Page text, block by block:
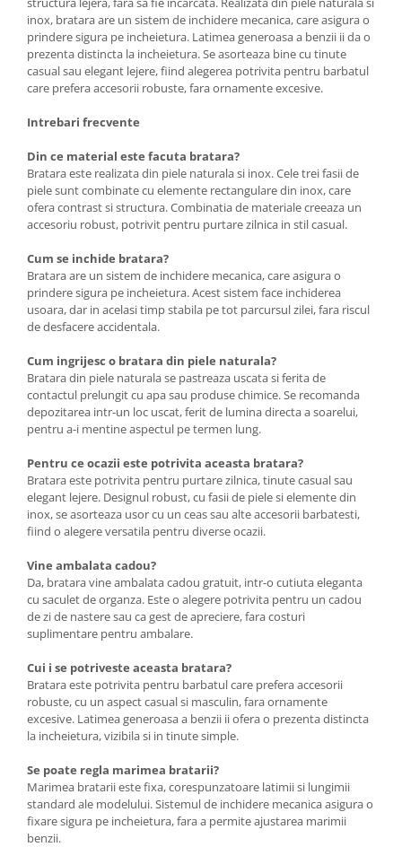
inox, bratara are un sistem de inchidere mecanica, care asigura o
prindere sigura pe incheietura. Latimea generoasa a benzii ii da o
prezenta distincta la incheietura. Se asorteaza bine cu tinute
casual sau elegant lejere, fiind alegerea potrivita pentru barbatul
care prefera accesorii robuste, fara ornamente excesive.
Intrebari frecvente
Din ce material este facuta bratara?
Bratara este realizata din piele naturala si inox. Cele trei fasii de
piele sunt combinate cu elemente rectangulare din inox, care
ofera contrast si structura. Combinatia de materiale creeaza un
accesoriu robust, potrivit pentru purtare zilnica in stil casual.
Cum se inchide bratara?
Bratara are un sistem de inchidere mecanica, care asigura o
prindere sigura pe incheietura. Acest sistem face inchiderea
usoara, dar in acelasi timp stabila pe tot parcursul zilei, fara riscul
de desfacere accidentala.
Cum ingrijesc o bratara din piele naturala?
Bratara din piele naturala se pastreaza uscata si ferita de
contactul prelungit cu apa sau produse chimice. Se recomanda
depozitarea intr-un loc uscat, ferit de lumina directa a soarelui,
pentru a-i mentine aspectul pe termen lung.
Pentru ce ocazii este potrivita aceasta bratara?
Bratara este potrivita pentru purtare zilnica, tinute casual sau
elegant lejere. Designul robust, cu fasii de piele si elemente din
inox, se asorteaza usor cu un ceas sau alte accesorii barbatesti,
fiind o alegere versatila pentru diverse ocazii.
Vine ambalata cadou?
Da, bratara vine ambalata cadou gratuit, intr-o cutiuta eleganta
cu saculet de organza. Este o alegere potrivita pentru un cadou
de zi de nastere sau ca gest de apreciere, fara costuri
suplimentare pentru ambalare.
Cui i se potriveste aceasta bratara?
Bratara este potrivita pentru barbatul care prefera accesorii
robuste, cu un aspect casual si masculin, fara ornamente
excesive. Latimea generoasa a benzii ii ofera o prezenta distincta
la incheietura, vizibila si in tinute simple.
Se poate regla marimea bratarii?
Marimea bratarii este fixa, corespunzatoare latimii si lungimii
standard ale modelului. Sistemul de inchidere mecanica asigura o
fixare sigura pe incheietura, fara a permite ajustarea marimii
benzii.